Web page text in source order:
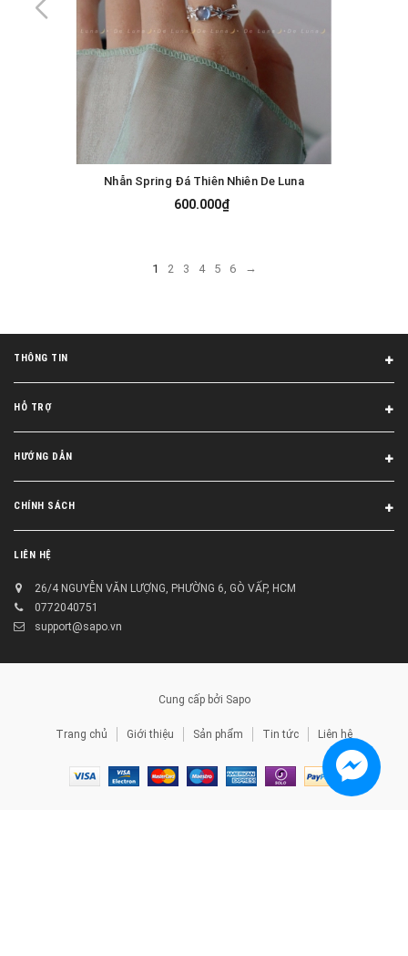
Nhẫn Spring Đá Thiên Nhiên De Luna
600.000₫
1 2 3 4 5 6 →
THÔNG TIN
HỖ TRỢ
HƯỚNG DẪN
CHÍNH SÁCH
LIÊN HỆ
26/4 NGUYỄN VĂN LƯỢNG, PHƯỜNG 6, GÒ VẤP, HCM
0772040751
support@sapo.vn
Cung cấp bởi Sapo
Trang chủ Giới thiệu Sản phẩm Tin tức Liên hệ